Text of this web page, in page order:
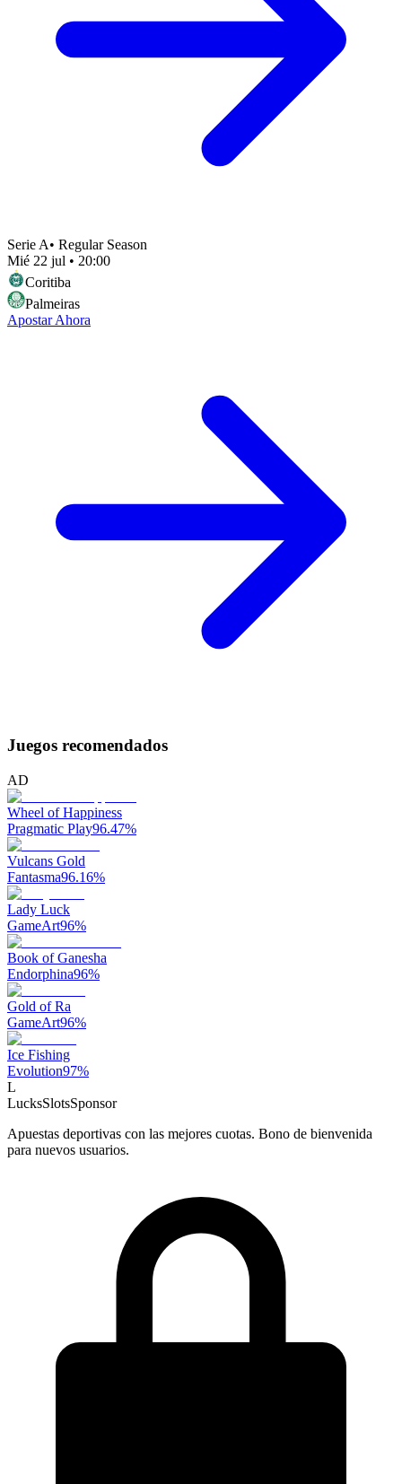
Serie A• Regular Season
Mié 22 jul • 20:00
Coritiba
Palmeiras
Apostar Ahora
Juegos recomendados
AD
Wheel of Happiness
Pragmatic Play96.47%
Vulcans Gold
Fantasma96.16%
Lady Luck
GameArt96%
Book of Ganesha
Endorphina96%
Gold of Ra
GameArt96%
Ice Fishing
Evolution97%
L
LucksSlotsSponsor
Apuestas deportivas con las mejores cuotas. Bono de bienvenida
para nuevos usuarios.